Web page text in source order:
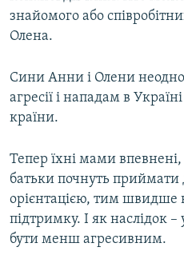
знайомого або
Олена.
Сини Анни і Олени
агресії і нападам в
країни.
Тепер їхні мами
батьки почнуть приймати
орієнтацією, тим швидше
підтримку. І як наслідок –
бути менш агресивним.